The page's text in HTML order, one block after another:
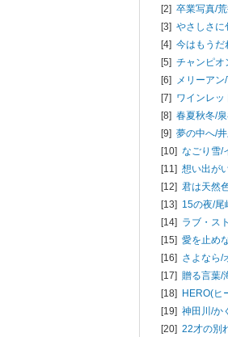
[2] 卒業写真/
[3] やさしさに
[4] 今はもうだ
[5] チャンピオ
[6] メリーアン/
[7] ワインレッ
[8] 春夏秋冬/
[9] 夢の中へ/
[10] なごり雪/
[11] 想い出が
[12] 君は天然
[13] 15の夜/尾
[14] ラブ・ス
[15] 愛を止め
[16] さよなら/
[17] 贈る言葉/
[18] HERO(ヒ
[19] 神田川/か
[20] 22才の別